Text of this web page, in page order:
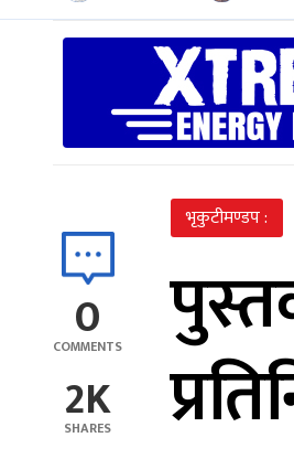
0
COMMENTS
2K
SHARES
भृकुटीमण्डप :